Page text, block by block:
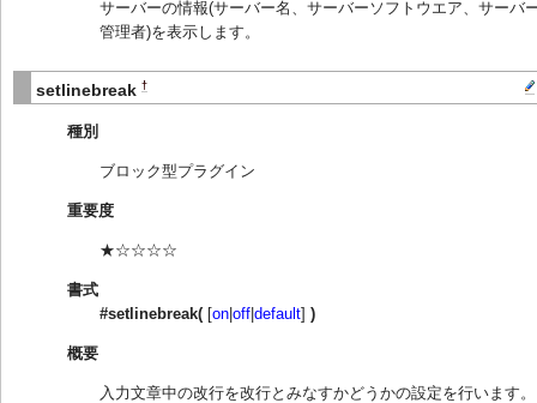
サーバーの情報(サーバー名、サーバーソフトウエア、サーバ
管理者)を表示します。
setlinebreak †
種別
ブロック型プラグイン
重要度
★☆☆☆☆
書式
#setlinebreak([on| off| default] )
概要
入力文章中の改行を改行とみなすかどうかの設定を行います。